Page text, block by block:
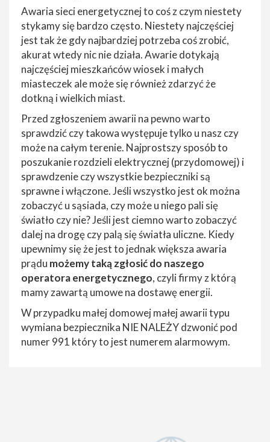
Awaria sieci energetycznej to coś z czym niestety
stykamy się bardzo często. Niestety najczęściej
jest tak że gdy najbardziej potrzeba coś zrobić,
akurat wtedy nic nie działa. Awarie dotykają
najczęściej mieszkańców wiosek i małych
miasteczek ale może się również zdarzyć że
dotkną i wielkich miast.
Przed zgłoszeniem awarii na pewno warto
sprawdzić czy takowa występuje tylko u nasz czy
może na całym terenie. Najprostszy sposób to
poszukanie rozdzieli elektrycznej (przydomowej) i
sprawdzenie czy wszystkie bezpieczniki są
sprawne i włączone. Jeśli wszystko jest ok można
zobaczyć u sąsiada, czy może u niego pali się
światło czy nie? Jeśli jest ciemno warto zobaczyć
dalej na drogę czy palą się światła uliczne. Kiedy
upewnimy się że jest to jednak większa awaria
prądu możemy taką zgłosić do naszego
operatora energetycznego, czyli firmy z którą
mamy zawartą umowe na dostawę energii.
W przypadku małej domowej małej awarii typu
wymiana bezpiecznika NIE NALEŻY dzwonić pod
numer 991 który to jest numerem alarmowym.